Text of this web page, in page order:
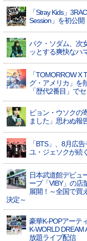
「Stray Kids」
Session」を初公開
パク・ソダム、次
ッとする爽快なハ
「TOMORROW
グ・アメリカ」を
「歴代2番目」で
ビョン・ウソクの
ました」思わぬ報
「BTS」、8月広
ユ・ジェソクが続く
日本武道館デビュ
ープ「VIBY」の店
展開！～全国で買
決定～
豪華K-POPアーテ
K-WORLD
放題ライブ配信